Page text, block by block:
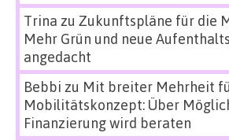
Trina zu Zukunftspläne für die
Mehr Grün und neue
angedacht
Bebbi zu Mit breiter Mehrheit
Mobilitätskonzept: Über
Finanzierung wird beraten